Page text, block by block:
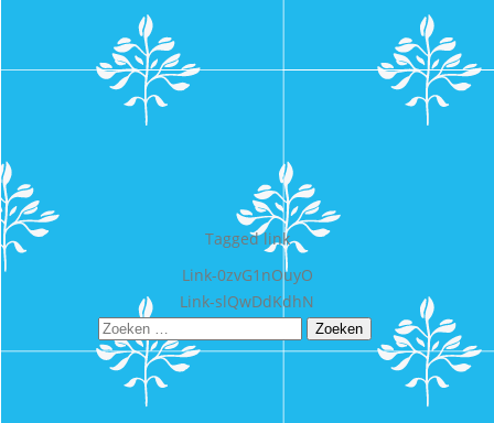
Taggedlink
Bericht
navigatie
Link-0zvG1nOuyO
Link-slQwDdKdhN
Zoeken
naar: